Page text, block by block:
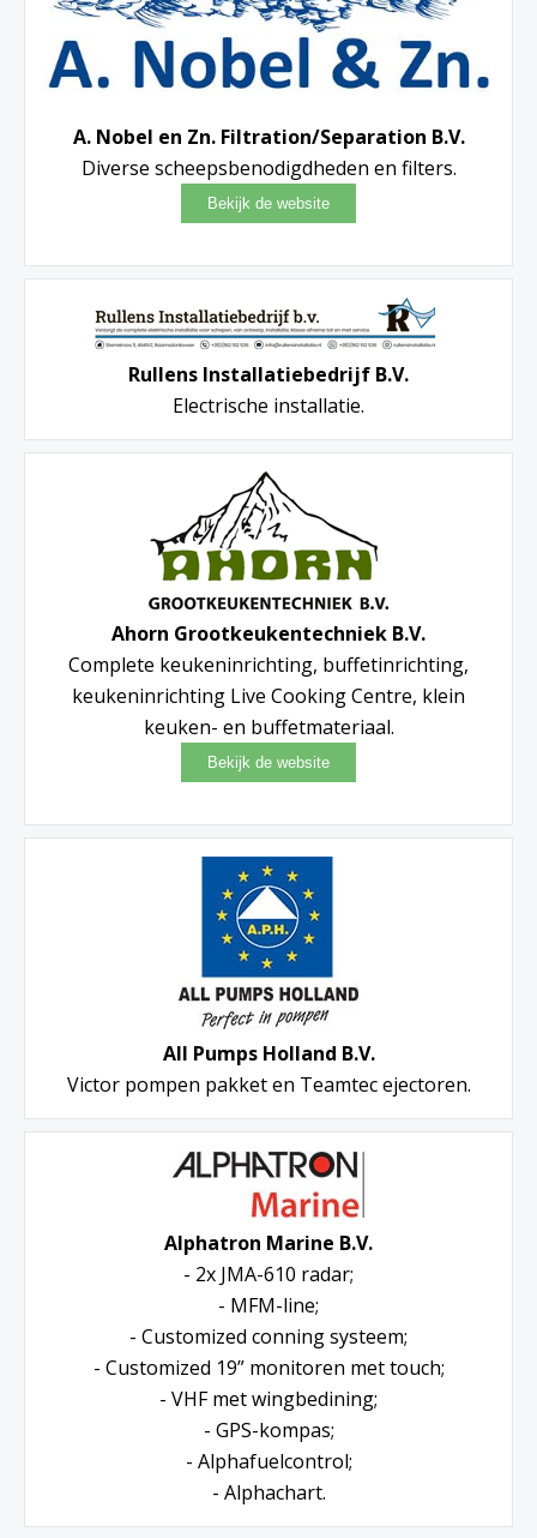
A. Nobel en Zn. Filtration/Separation B.V.
Diverse scheepsbenodigdheden en filters.
Rullens Installatiebedrijf B.V.
Electrische installatie.
Ahorn Grootkeukentechniek B.V.
Complete keukeninrichting, buffetinrichting,
keukeninrichting Live Cooking Centre, klein
keuken- en buffetmateriaal.
All Pumps Holland B.V.
Victor pompen pakket en Teamtec ejectoren.
Alphatron Marine B.V.
- 2x JMA-610 radar;
- MFM-line;
- Customized conning systeem;
- Customized 19” monitoren met touch;
- VHF met wingbedining;
- GPS-kompas;
- Alphafuelcontrol;
- Alphachart.